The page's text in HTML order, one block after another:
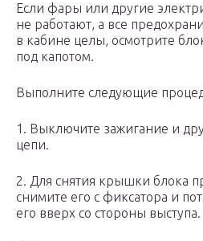
Если фары или другие
не работают, а все
в кабине целы, осмотрите
под капотом.
Выполните следующие
1. Выключите зажигание и
цепи.
2. Для снятия крышки блока
снимите его с фиксатора и
его вверх со стороны выступа.